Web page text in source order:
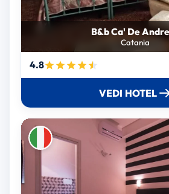
B&b Ca' De
Catania
4.8
VEDI HOTEL